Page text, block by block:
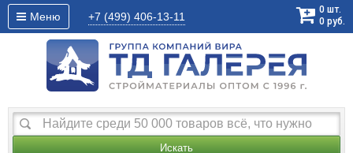
Меню +7 (499) 406-13-11
0 шт.
0 руб.
Искать